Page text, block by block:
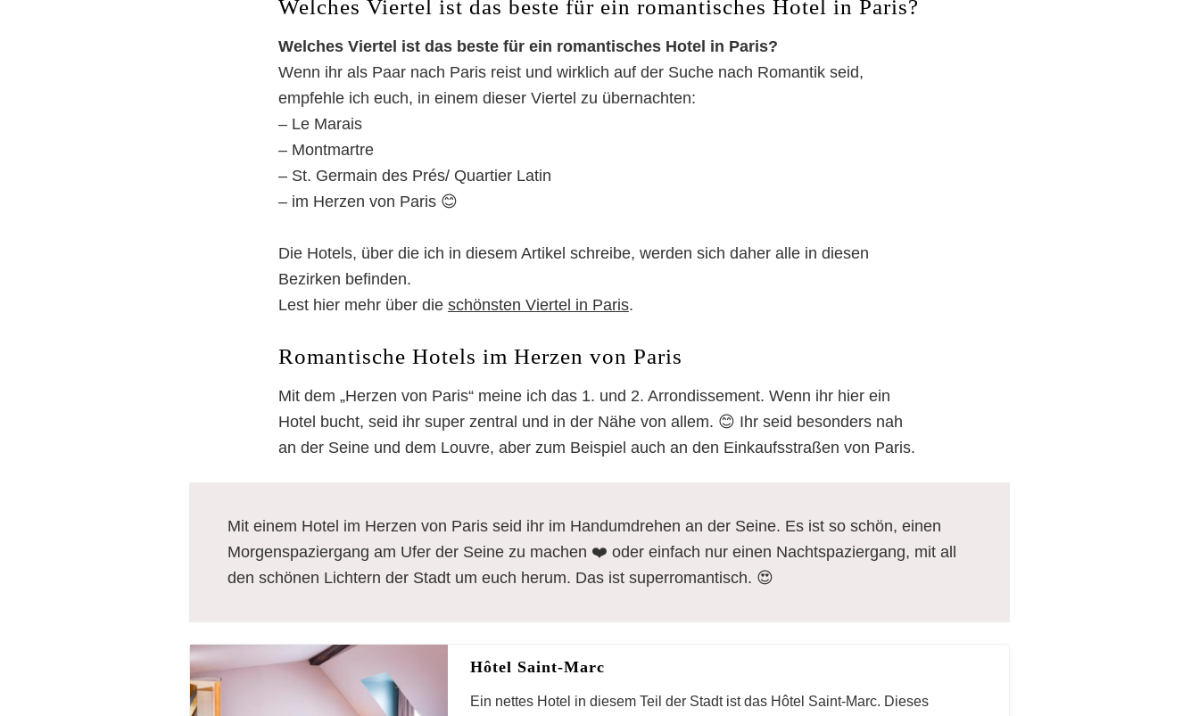
Welches Viertel ist das beste für ein romantisches Hotel in Paris?
Welches Viertel ist das beste für ein romantisches Hotel in Paris?
Wenn ihr als Paar nach Paris reist und wirklich auf der Suche nach Romantik seid,
empfehle ich euch, in einem dieser Viertel zu übernachten:
– Le Marais
– Montmartre
– St. Germain des Prés/ Quartier Latin
– im Herzen von Paris 😊
Die Hotels, über die ich in diesem Artikel schreibe, werden sich daher alle in diesen
Bezirken befinden.
Lest hier mehr über die schönsten Viertel in Paris.
Romantische Hotels im Herzen von Paris
Mit dem „Herzen von Paris“ meine ich das 1. und 2. Arrondissement. Wenn ihr hier ein
Hotel bucht, seid ihr super zentral und in der Nähe von allem. 😊 Ihr seid besonders nah
an der Seine und dem Louvre, aber zum Beispiel auch an den Einkaufsstraßen von Paris.
Mit einem Hotel im Herzen von Paris seid ihr im Handumdrehen an der Seine. Es ist so schön, einen
Morgenspaziergang am Ufer der Seine zu machen ❤️ oder einfach nur einen Nachtspaziergang, mit all
den schönen Lichtern der Stadt um euch herum. Das ist superromantisch. 😍
Hôtel Saint-Marc
Ein nettes Hotel in diesem Teil der Stadt ist das Hôtel Saint-Marc. Dieses